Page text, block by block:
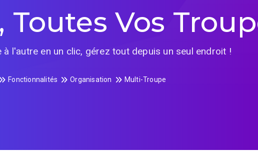
Vos
à l'autre en un clic, gérez tout depuis un seul endroit !
Fonctionnalités Organisation Multi-Troupe